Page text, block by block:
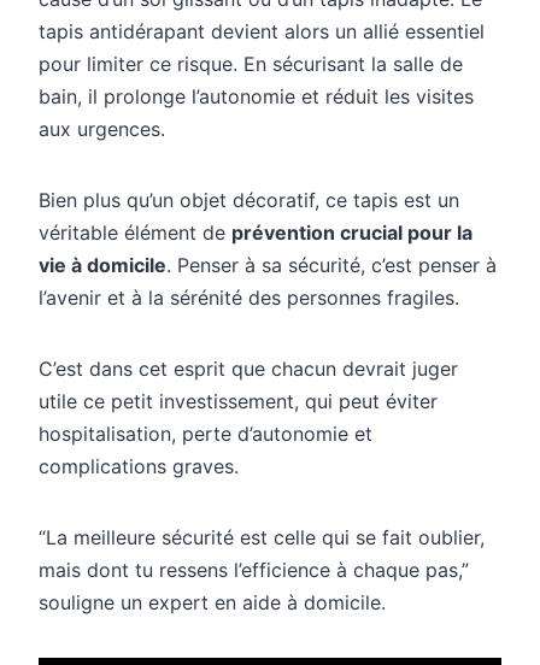
tapis antidérapant devient alors un allié essentiel
pour limiter ce risque. En sécurisant la salle de
bain, il prolonge l’autonomie et réduit les visites
aux urgences.
Bien plus qu’un objet décoratif, ce tapis est un
véritable élément de prévention crucial pour la
vie à domicile. Penser à sa sécurité, c’est penser à
l’avenir et à la sérénité des personnes fragiles.
C’est dans cet esprit que chacun devrait juger
utile ce petit investissement, qui peut éviter
hospitalisation, perte d’autonomie et
complications graves.
“La meilleure sécurité est celle qui se fait oublier,
mais dont tu ressens l’efficience à chaque pas,”
souligne un expert en aide à domicile.